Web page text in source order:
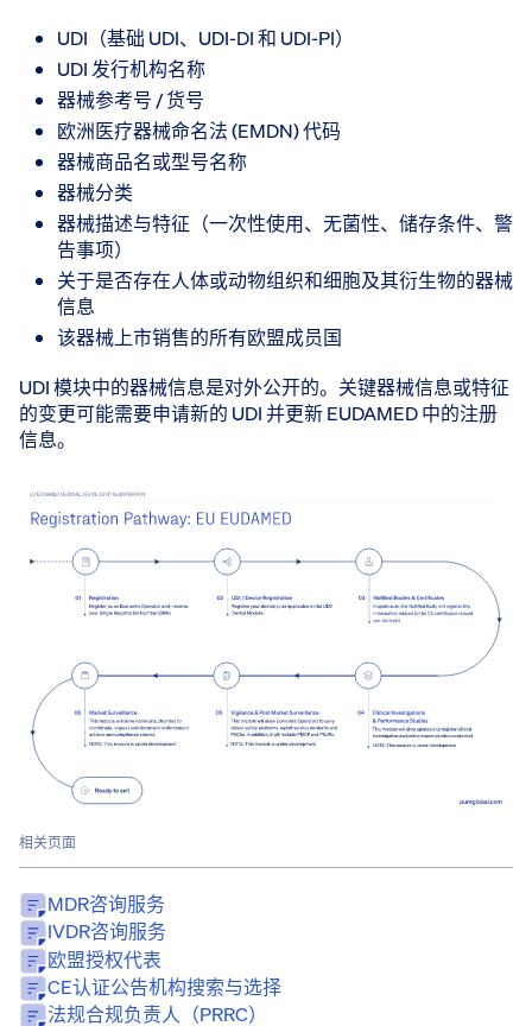
UDI（基础 UDI、UDI-DI 和 UDI-PI）
UDI 发行机构名称
器械参考号 / 货号
欧洲医疗器械命名法 (EMDN) 代码
器械商品名或型号名称
器械分类
器械描述与特征（一次性使用、无菌性、储存条件、警
告事项）
关于是否存在人体或动物组织和细胞及其衍生物的器械
信息
该器械上市销售的所有欧盟成员国
UDI 模块中的器械信息是对外公开的。关键器械信息或特征
的变更可能需要申请新的 UDI 并更新 EUDAMED 中的注册
信息。
相关页面
MDR咨询服务
IVDR咨询服务
欧盟授权代表
CE认证公告机构搜索与选择
法规合规负责人（PRRC）